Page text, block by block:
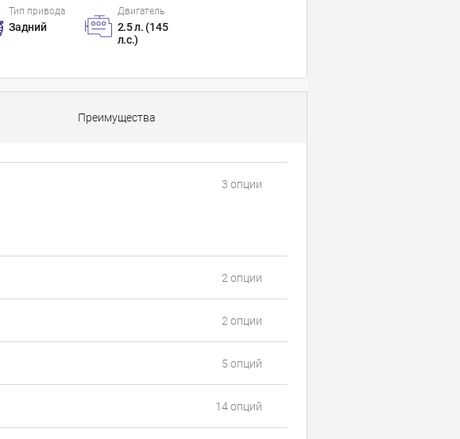
Тип привода
Задний
Двигатель
2.5 л. (145
л.с.)
Преимущества
3 опции
2 опции
2 опции
5 опций
14 опций